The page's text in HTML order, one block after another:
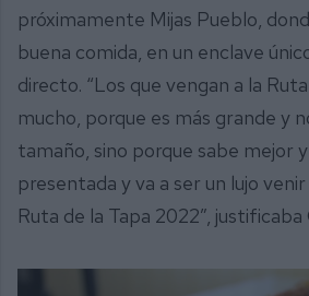
próximamente Mijas Pueblo,
buena comida, en un enclave
directo. “Los que vengan a la
mucho, porque es más grande y
tamaño, sino porque sabe mejor
presentada y va a ser un lujo
Ruta de la Tapa 2022”, justificaba